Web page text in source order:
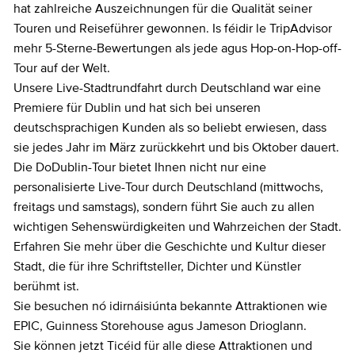
hat zahlreiche Auszeichnungen für die Qualität seiner
Touren und Reiseführer gewonnen. Is féidir le TripAdvisor
mehr 5-Sterne-Bewertungen als jede agus Hop-on-Hop-off-
Tour auf der Welt.
Unsere Live-Stadtrundfahrt durch Deutschland war eine
Premiere für Dublin und hat sich bei unseren
deutschsprachigen Kunden als so beliebt erwiesen, dass
sie jedes Jahr im März zurückkehrt und bis Oktober dauert.
Die DoDublin-Tour bietet Ihnen nicht nur eine
personalisierte Live-Tour durch Deutschland (mittwochs,
freitags und samstags), sondern führt Sie auch zu allen
wichtigen Sehenswürdigkeiten und Wahrzeichen der Stadt.
Erfahren Sie mehr über die Geschichte und Kultur dieser
Stadt, die für ihre Schriftsteller, Dichter und Künstler
berühmt ist.
Sie besuchen nó idirnáisiúnta bekannte Attraktionen wie
EPIC, Guinness Storehouse agus Jameson Drioglann.
Sie können jetzt Ticéid für alle diese Attraktionen und